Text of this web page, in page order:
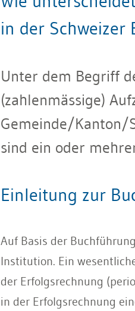
in der Schweizer
Unter dem Begriff
(zahlenmässige)
Gemeinde/Kanton/
sind ein oder
Einleitung zur
Auf Basis der
Institution. Ein
der Erfolgsrechnung
in der Erfolgsrechnung